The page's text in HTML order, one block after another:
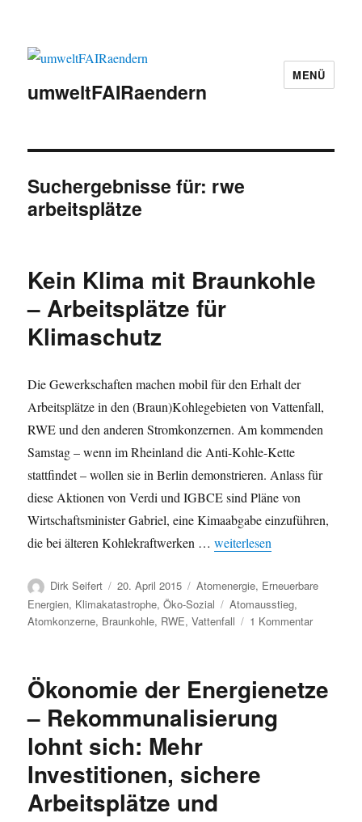
umweltFAIRaendern
MENÜ
Suchergebnisse für: rwe
arbeitsplätze
Kein Klima mit Braunkohle
– Arbeitsplätze für
Klimaschutz
Die Gewerkschaften machen mobil für den Erhalt der
Arbeitsplätze in den (Braun)Kohlegebieten von Vattenfall,
RWE und den anderen Stromkonzernen. Am kommenden
Samstag – wenn im Rheinland die Anti-Kohle-Kette
stattfindet – wollen sie in Berlin demonstrieren. Anlass für
diese Aktionen von Verdi und IGBCE sind Pläne von
Wirtschaftsminister Gabriel, eine Kimaabgabe einzuführen,
die bei älteren Kohlekraftwerken …„Kein Klima mit
weiterlesen
Autor
Dirk Seifert
Veröffentlicht
am
20. April 2015 Kategorien
Atomenergie, Erneuerbare
Energien, Klimakatastrophe,Öko-Sozial Schlagwörter
Atomausstieg,
Atomkonzerne, Braunkohle, RWE,Vattenfall 1 Kommentarzu
Ökonomie der Energienetze
– Rekommunalisierung
lohnt sich: Mehr
Investitionen, sichere
Arbeitsplätze und